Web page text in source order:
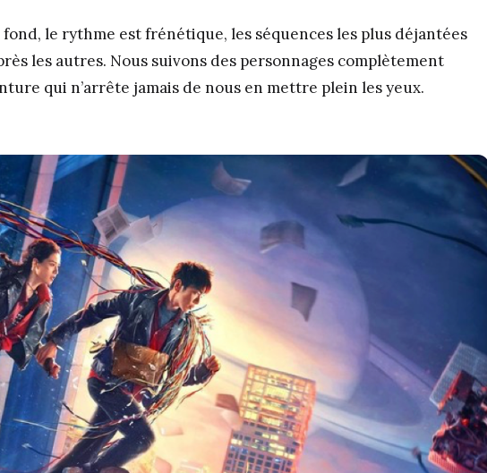
fond, le rythme est frénétique, les séquences les plus déjantées
les autres. Nous suivons des personnages complètement
qui n’arrête jamais de nous en mettre plein les yeux.